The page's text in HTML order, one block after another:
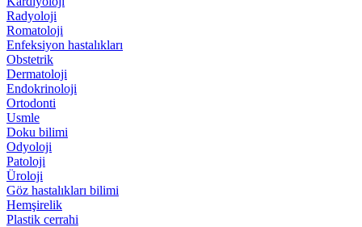
Radyoloji
Romatoloji
Enfeksiyon hastalıkları
Obstetrik
Dermatoloji
Endokrinoloji
Ortodonti
Usmle
Doku bilimi
Odyoloji
Patoloji
Üroloji
Göz hastalıkları bilimi
Hemşirelik
Plastik cerrahi